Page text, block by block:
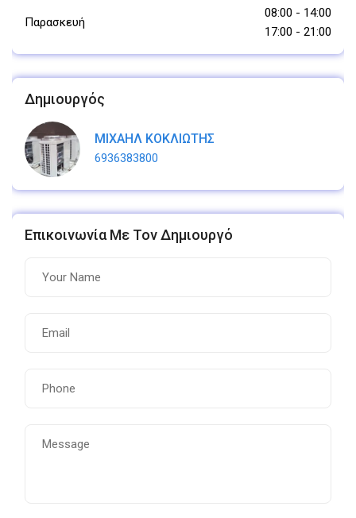
Παρασκευή
08:00 - 14:00
17:00 - 21:00
Δημιουργός
ΜΙΧΑΗΛ ΚΟΚΛΙΩΤΗΣ
6936383800
Επικοινωνία Με Τον Δημιουργό